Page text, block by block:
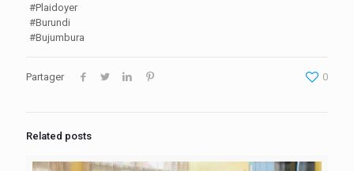
#Plaidoyer
#Burundi
#Bujumbura
Partager 0
Related posts